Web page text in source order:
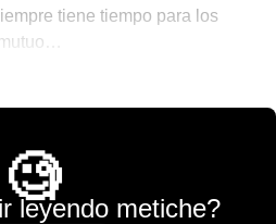
tiene tiempo para los
🧐
leyendo metiche?